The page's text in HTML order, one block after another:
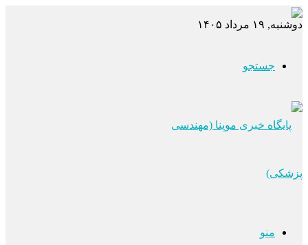
دوشنبه, ۱۹ مرداد ۱۴۰۵
جستجو
منو